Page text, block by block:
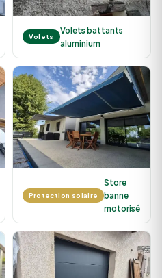
Volets
Volets battants
aluminium
Protection solaire
Store
banne
motorisé